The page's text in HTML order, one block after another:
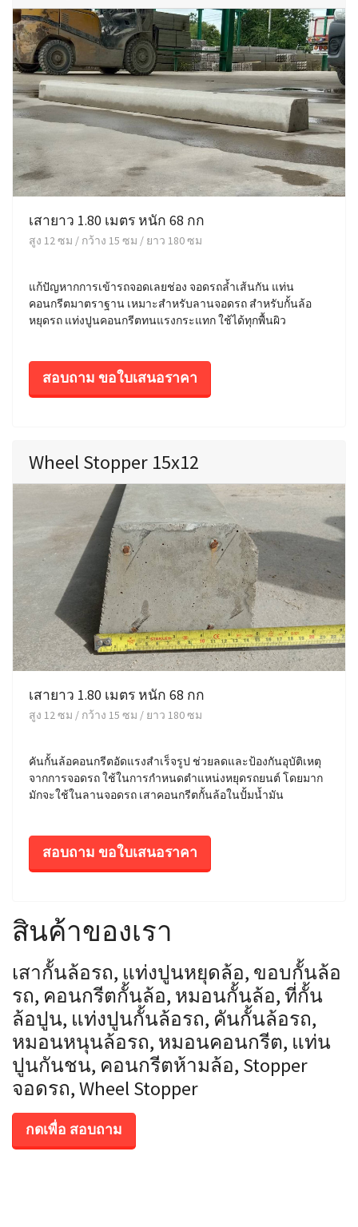
เสายาว 1.80 เมตร หนัก 68 กก
สูง 12 ซม / กว้าง 15 ซม / ยาว 180 ซม
แก้ปัญหากการเข้ารถจอดเลยช่อง จอดรถล้ำเส้นกัน แท่น
คอนกรีตมาตราฐาน เหมาะสำหรับลานจอดรถ สำหรับกั้นล้อ
หยุดรถ แท่งปูนคอนกรีตทนแรงกระแทก ใช้ได้ทุกพื้นผิว
สอบถาม ขอใบเสนอราคา
Wheel Stopper 15x12
เสายาว 1.80 เมตร หนัก 68 กก
สูง 12 ซม / กว้าง 15 ซม / ยาว 180 ซม
คันกั้นล้อคอนกรีตอัดแรงสำเร็จรูป ช่วยลดและป้องกันอุบัติเหตุ
จากการจอดรถ ใช้ในการกำหนดตำแหน่งหยุดรถยนต์ โดยมาก
มักจะใช้ในลานจอดรถ เสาคอนกรีตกั้นล้อในปั้มน้ำมัน
สอบถาม ขอใบเสนอราคา
สินค้าของเรา
เสากั้นล้อรถ, แท่งปูนหยุดล้อ, ขอบกั้นล้อ
รถ, คอนกรีตกั้นล้อ, หมอนกั้นล้อ, ที่กั้น
ล้อปูน, แท่งปูนกั้นล้อรถ, คันกั้นล้อรถ,
หมอนหนุนล้อรถ, หมอนคอนกรีต, แท่น
ปูนกันชน, คอนกรีตห้ามล้อ, Stopper
จอดรถ, Wheel Stopper
กดเพื่อ สอบถาม